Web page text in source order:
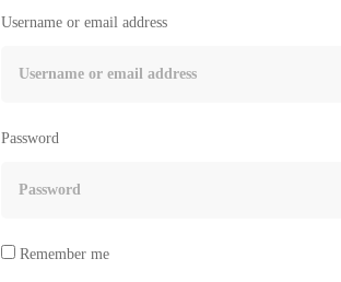
Username or email address
Password
Remember me